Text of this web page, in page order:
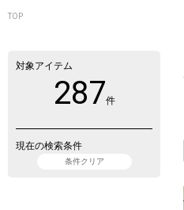
TOP
対象アイテム
287件
現在の検索条件
条件クリア